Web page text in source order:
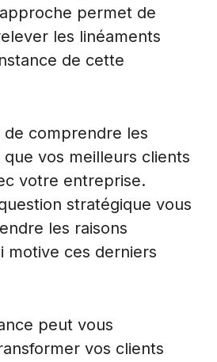
permet de
les linéaments
de cette
comprendre les
que vos meilleurs clients
votre entreprise.
stratégique vous
les raisons
motive ces derniers
peut vous
vos clients